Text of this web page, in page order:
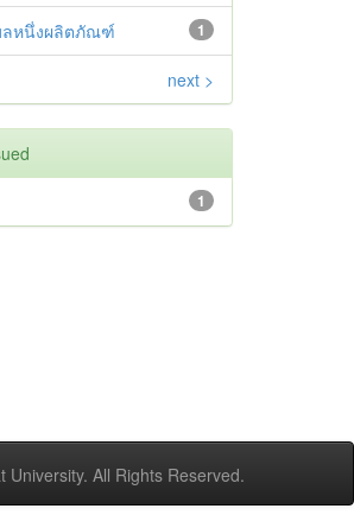
1
ลหนึ่งผลิตภัณฑ์
next >
1
All Rights Reserved.